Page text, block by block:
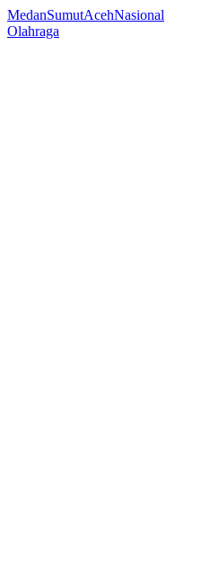
MedanSumutAcehNasional
Olahraga